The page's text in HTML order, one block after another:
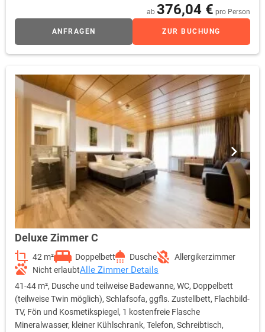
ab 376,04 € pro Person
ANFRAGEN ZUR BUCHUNG
Deluxe Zimmer C
42 m² Doppelbett Dusche
Allergikerzimmer
Nicht erlaubtAlle Zimmer Details
41-44 m², Dusche und teilweise Badewanne, WC, Doppelbett
(teilweise Twin möglich), Schlafsofa, ggfls. Zustellbett, Flachbild-
TV, Fön und Kosmetikspiegel, 1 kostenfreie Flasche
Mineralwasser, kleiner Kühlschrank, Telefon, Schreibtisch,